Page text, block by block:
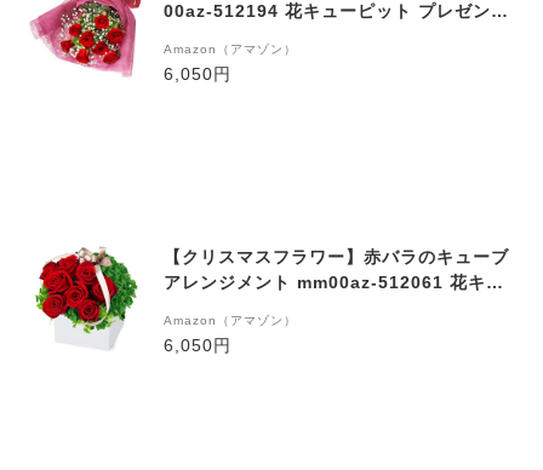
00az-512194 花キューピット プレゼント
Amazon（アマゾン）
6,050円
【クリスマスフラワー】赤バラのキューブ
アレンジメント mm00az-512061 花キュ
感謝 記念日 Xmas
Amazon（アマゾン）
6,050円